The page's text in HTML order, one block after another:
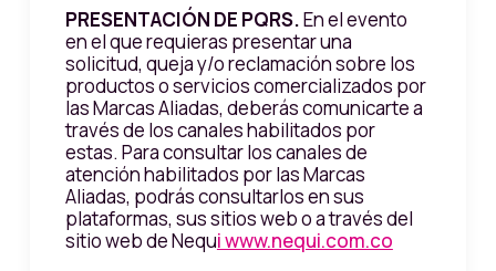
PRESENTACIÓN DE PQRS.En el evento
en el que requieras presentar una
solicitud, queja y/o reclamación sobre los
productos o servicios comercializados por
las Marcas Aliadas, deberás comunicarte a
través de los canales habilitados por
estas. Para consultar los canales de
atención habilitados por las Marcas
Aliadas, podrás consultarlos en sus
plataformas, sus sitios web o a través del
sitio web de Nequi www.nequi.com.co